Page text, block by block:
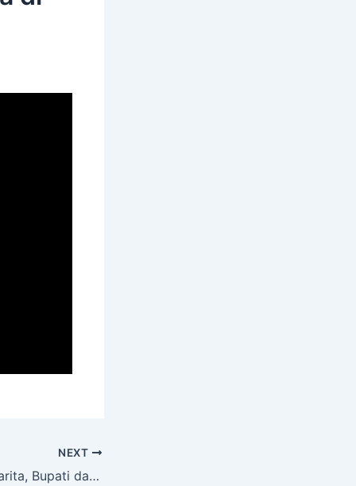
NEXT
Kunjungi Pantai Carita, Bupati dan Wakil Bupati Pandeglang Terjebak Macet